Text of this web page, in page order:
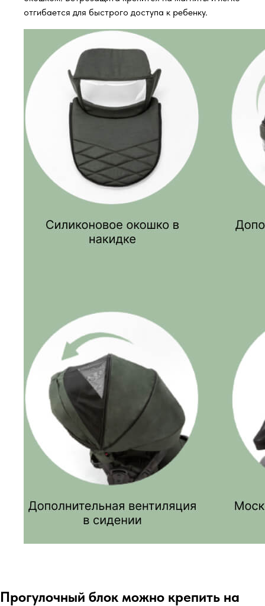
отгибается для быстрого доступа к ребенку.
Прогулочный блок можно крепить на